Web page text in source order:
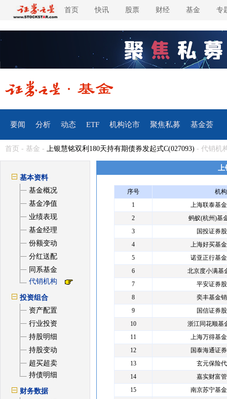
首页 快讯 股票 财经 基金 专
要闻 分析 动态 ETF 机构论市 聚焦私募 基金荟
首页 - 基金 - 上银慧铭双利180天持有期债券发起式C(027093) - 代销机
基本资料
基金概况
基金净值
业绩表现
基金经理
份额变动
分红送配
同系基金
代销机构
投资组合
资产配置
行业投资
持股明细
持股变动
超买超卖
持债明细
财务数据
上
序号
机
1
上海联泰基
2
蚂蚁(杭州)基
3
国投证券
4
上海好买基
5
诺亚正行基
6
北京度小满基
7
平安证券
8
奕丰基金
9
国信证券
10
浙江同花顺基
11
上海万得基
12
国泰海通证
13
玄元保险
14
嘉实财富
15
南京苏宁基